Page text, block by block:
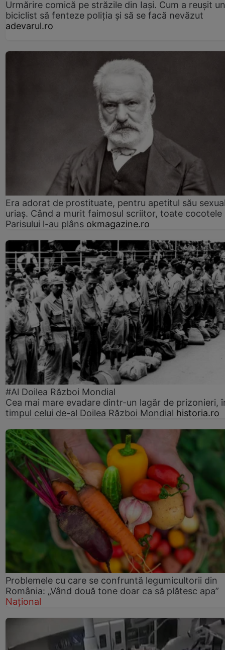
Urmărire comică pe străzile din Iași. Cum a reușit un
biciclist să fenteze poliția și să se facă nevăzut
adevarul.ro
Era adorat de prostituate, pentru apetitul său
uriaș. Când a murit faimosul scriitor, toate cocotele
Parisului l-au plâns okmagazine.ro
#Al Doilea Război Mondial
Cea mai mare evadare dintr-un lagăr de prizonieri,
timpul celui de-al Doilea Război Mondial historia.ro
Problemele cu care se confruntă legumicultorii din
România: „Vând două tone doar ca să plătesc apa”
Național